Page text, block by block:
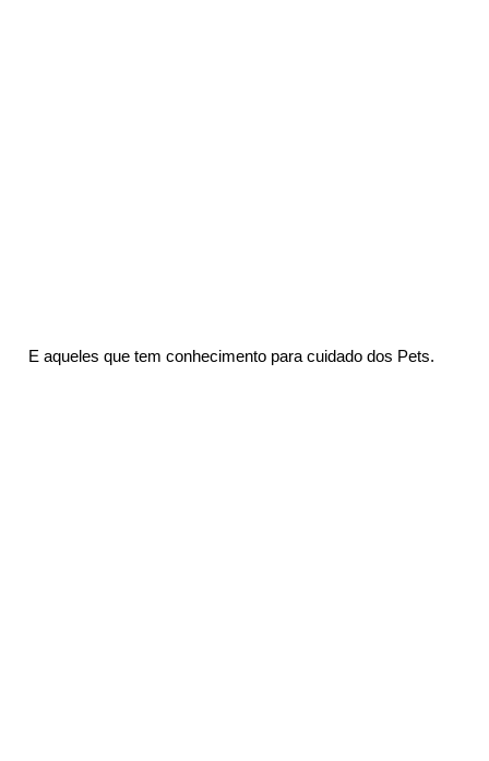
E aqueles que tem conhecimento para cuidado dos Pets.